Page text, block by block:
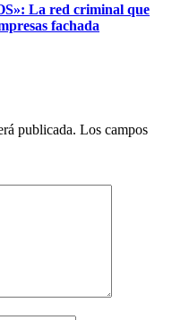
La red criminal que
fachada
publicada. Los campos